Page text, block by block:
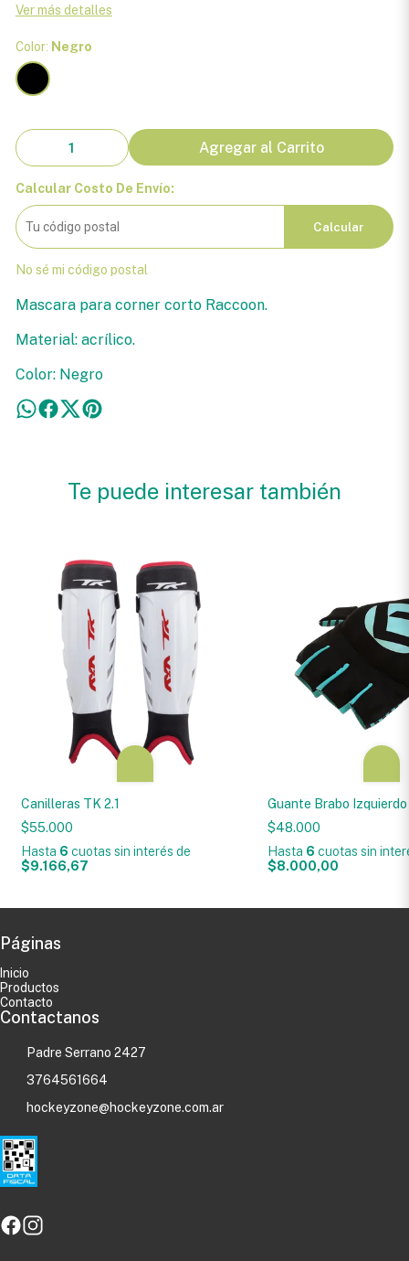
Ver más detalles
Color: Negro
Agregar al Carrito
Calcular Costo De Envío:
Calcular
No sé mi código postal
Mascara para corner corto Raccoon.
Material: acrílico.
Color: Negro
Te puede interesar también
Canilleras TK 2.1
$55.000
Hasta 6 cuotas sin interés de
$9.166,67
Guante Brabo
$48.000
Hasta 6 cuotas sin
$8.000,00
Páginas
Inicio
Productos
Contacto
Contactanos
Padre Serrano 2427
3764561664
hockeyzone@hockeyzone.com.ar